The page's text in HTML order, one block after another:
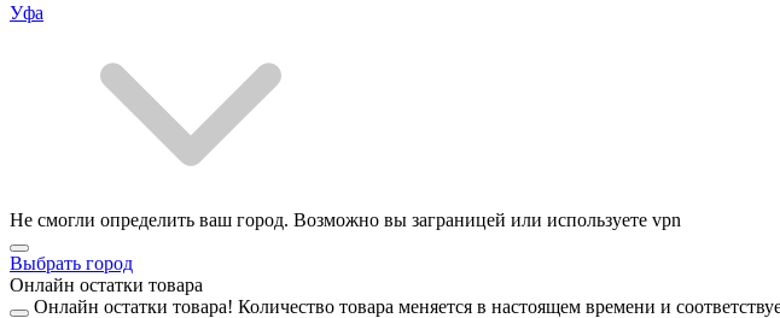
Уфа
Не смогли определить ваш город. Возможно вы заграницей или используете vpn
Выбрать город
Онлайн остатки товара
Онлайн остатки товара! Количество товара меняется в настоящем времени и